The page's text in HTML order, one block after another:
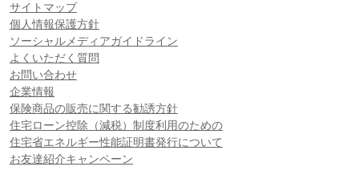
サイトマップ
個人情報保護方針
ソーシャルメディアガイドライン
よくいただく質問
お問い合わせ
企業情報
保険商品の販売に関する勧誘方針
住宅ローン控除（減税）制度利用のための
住宅省エネルギー性能証明書発行について
お友達紹介キャンペーン